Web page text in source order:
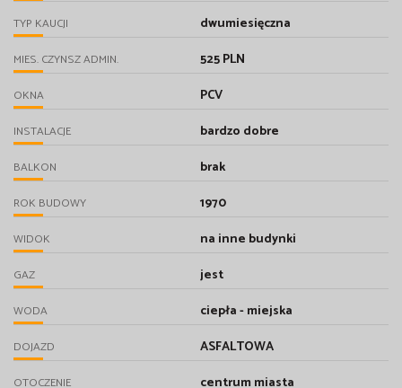
TYP KAUCJI dwumiesięczna
MIES. CZYNSZ ADMIN. 525 PLN
OKNA PCV
INSTALACJE bardzo dobre
BALKON brak
ROK BUDOWY 1970
WIDOK na inne budynki
GAZ jest
WODA ciepła - miejska
DOJAZD ASFALTOWA
OTOCZENIE centrum miasta